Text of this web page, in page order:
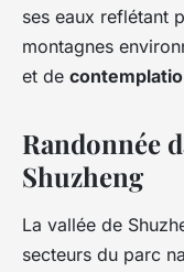
ses eaux reflétant
montagnes
et de
Randonnée
Shuzheng
La vallée de
secteurs du parc